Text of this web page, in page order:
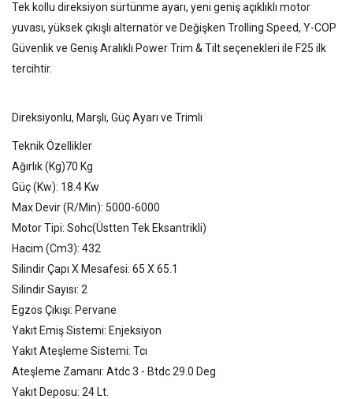
Tek kollu direksiyon sürtünme ayarı, yeni geniş açıklıklı motor
yuvası, yüksek çıkışlı alternatör ve Değişken Trolling Speed, Y-COP
Güvenlik ve Geniş Aralıklı Power Trim & Tilt seçenekleri ile F25 ilk
tercihtir.
Direksiyonlu, Marşlı, Güç Ayarı ve Trimli
Teknik Özellikler
Ağırlık (Kg)70 Kg
Güç (Kw): 18.4 Kw
Max Devir (R/Min): 5000-6000
Motor Tipi: Sohc(Üstten Tek Eksantrikli)
Hacim (Cm3): 432
Silindir Çapı X Mesafesi: 65 X 65.1
Silindir Sayısı: 2
Egzos Çıkışı: Pervane
Yakıt Emiş Sistemi: Enjeksiyon
Yakıt Ateşleme Sistemi: Tcı
Ateşleme Zamanı: Atdc 3 - Btdc 29.0 Deg
Yakıt Deposu: 24 Lt.